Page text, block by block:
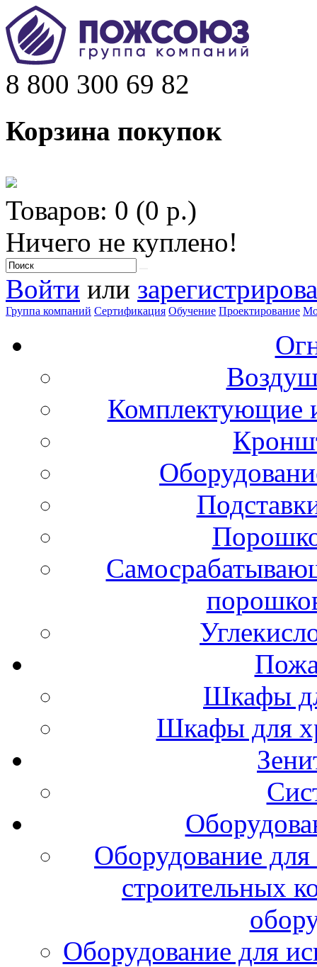
8 800 300 69 82
Корзина покупок
Товаров: 0 (0 р.)
Ничего не куплено!
Войти или
Группа компаний Сертификация Обучение Проектирование
Комплектующие
Шкафы
Шкафы для
Оборудование
строительных
Оборудование для